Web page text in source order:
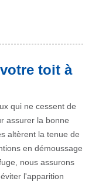
toit à
qui ne cessent de
assurer la bonne
altèrent la tenue de
en démoussage
nous assurons
l'apparition